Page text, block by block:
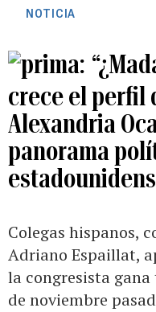
NOTICIA
crece el perfil
Alexandria
panorama
Colegas hispanos,
Adriano Espaillat,
la congresista
de noviembre